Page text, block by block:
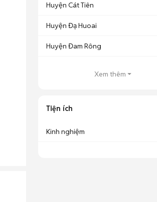
Huyện Cát Tiên
Huyện Đạ Huoai
Huyện Đam Rông
Xem thêm
Tiện ích
Kinh nghiệm